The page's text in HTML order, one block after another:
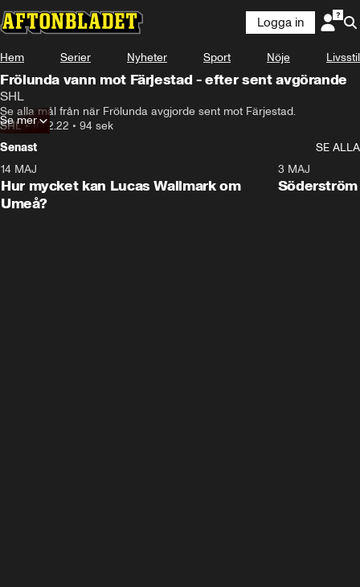
Logga in
Hem Serier Nyheter Sport Nöje Livsstil
Frölunda vann mot Färjestad - efter sent avgörande
SHL
Se alla mål från när Frölunda avgjorde sent mot Färjestad.
SHL•10.12.22 • 94 sek
Se mer
Senast
SE ALLA
Plus
14 MAJ
Hur mycket kan Lucas Wallmark om
Umeå?
3 MAJ